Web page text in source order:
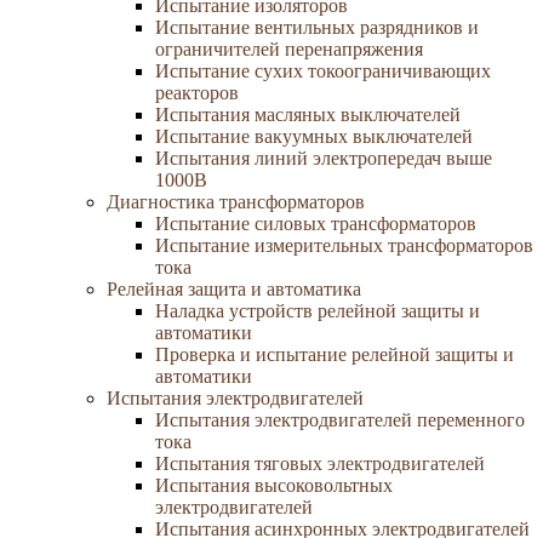
Испытание изоляторов
Испытание вентильных разрядников и
ограничителей перенапряжения
Испытание сухих токоограничивающих
реакторов
Испытания масляных выключателей
Испытание вакуумных выключателей
Испытания линий электропередач выше
1000В
Диагностика трансформаторов
Испытание силовых трансформаторов
Испытание измерительных трансформаторов
тока
Релейная защита и автоматика
Наладка устройств релейной защиты и
автоматики
Проверка и испытание релейной защиты и
автоматики
Испытания электродвигателей
Испытания электродвигателей переменного
тока
Испытания тяговых электродвигателей
Испытания высоковольтных
электродвигателей
Испытания асинхронных электродвигателей